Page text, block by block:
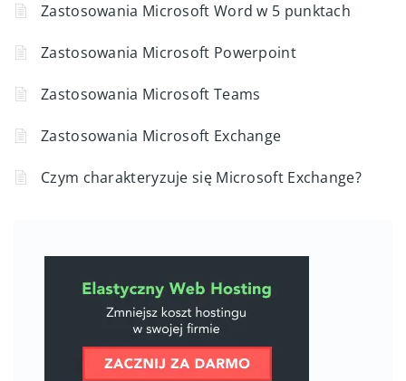
Zastosowania Microsoft Word w 5 punktach
Zastosowania Microsoft Powerpoint
Zastosowania Microsoft Teams
Zastosowania Microsoft Exchange
Czym charakteryzuje się Microsoft Exchange?